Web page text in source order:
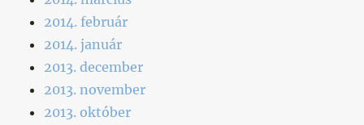
2014. február
2014. január
2013. december
2013. november
2013. október